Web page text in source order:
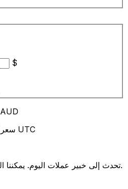
$
AUD
سعر السوق المتوسط في 23:53 UTC
تحدث إلى خبير عملات اليوم.يمكننا التفوق على أسعار المنافسين.